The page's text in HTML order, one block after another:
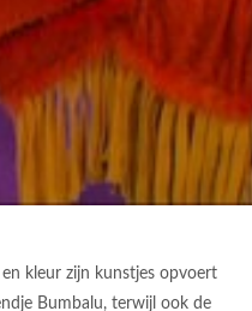
kleur zijn kunstjes opvoert
Bumbalu, terwijl ook de